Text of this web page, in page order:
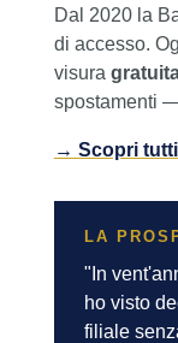
Dal 2020 la
di accesso.
visura
spostamenti
→ Scopri
LA
"In
ho visto
filiale